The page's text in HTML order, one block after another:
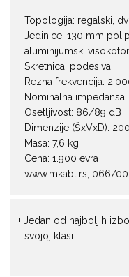
Topologija: regalski,
Jedinice: 130 mm
aluminijumski
Skretnica: podesiva
Rezna frekvencija:
Nominalna
Osetljivost: 86/89 dB
Dimenzije (ŠxVxD):
Masa: 7,6 kg
Cena: 1.900 evra
www.mkabl.rs, 066/
Jedan od najboljih
svojoj klasi.